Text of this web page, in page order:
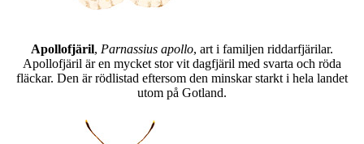
Apollofjäril, Parnassius apollo, art i familjen riddarfjärilar.
Apollofjäril är en mycket stor vit dagfjäril med svarta och röda
fläckar. Den är rödlistad eftersom den minskar starkt i hela landet
utom på Gotland.